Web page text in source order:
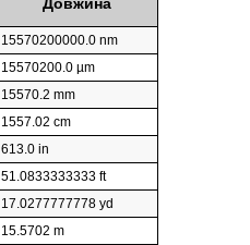
Довжина
15570200000.0 nm
15570200.0 µm
15570.2 mm
1557.02 cm
613.0 in
51.0833333333 ft
17.0277777778 yd
15.5702 m